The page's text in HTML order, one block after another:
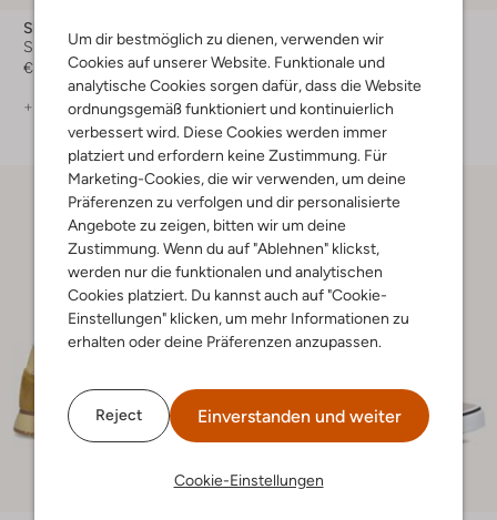
Um dir bestmöglich zu dienen, verwenden wir
Cookies auf unserer Website. Funktionale und
analytische Cookies sorgen dafür, dass die Website
ordnungsgemäß funktioniert und kontinuierlich
verbessert wird. Diese Cookies werden immer
platziert und erfordern keine Zustimmung. Für
Marketing-Cookies, die wir verwenden, um deine
Präferenzen zu verfolgen und dir personalisierte
Angebote zu zeigen, bitten wir um deine
Zustimmung. Wenn du auf "Ablehnen" klickst,
werden nur die funktionalen und analytischen
Cookies platziert. Du kannst auch auf "Cookie-
Einstellungen" klicken, um mehr Informationen zu
erhalten oder deine Präferenzen anzupassen.
Reject Einverstanden und weiter
Cookie-Einstellungen
Shoesme
Sneaker Low
€ 69,99
+ mehr farben
Sneaker Low
€ 119,99
+ mehr farben